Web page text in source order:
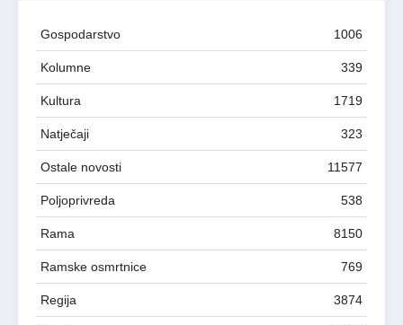
Gospodarstvo 1006
Kolumne 339
Kultura 1719
Natječaji 323
Ostale novosti 11577
Poljoprivreda 538
Rama 8150
Ramske osmrtnice 769
Regija 3874